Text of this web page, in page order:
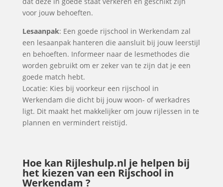
voor jouw behoeften.
Lesaanpak: Een goede rijschool in Werkendam zal
een lesaanpak hanteren die aansluit bij jouw leerstijl
en behoeften. Informeer naar de lesmethodes die
worden gebruikt om er zeker van te zijn dat je een
goede match hebt.
Locatie: Kies bij voorkeur een rijschool in
Werkendam die dicht bij jouw woon- of werkadres
ligt. Dit maakt het makkelijker om jouw rijlessen in te
plannen en vermindert reistijd.
Hoe kan Rijleshulp.nl je helpen bij
het kiezen van een Rijschool in
Werkendam ?